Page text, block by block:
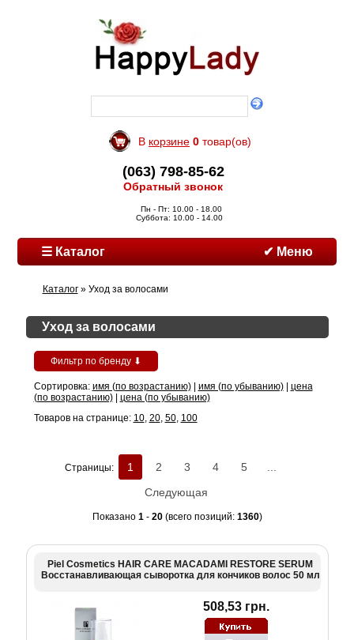
В корзине 0 товар(ов)
(063) 798-85-62
Обратный звонок
Пн - Пт: 10.00 - 18.00
Суббота: 10.00 - 14.00
☰ Каталог ✔ Меню
Каталог» Уход за волосами
Уход за волосами
Фильтр по бренду ⬇
Сортировка: имя (по возрастанию)| имя (по убыванию)| цена
(по возрастанию)| цена (по убыванию)
Товаров на странице: 10, 20, 50, 100
Страницы: 1 2 3 4 5
Следующая
Показано 1 - 20(всего позиций: 1360)
Piel Cosmetics HAIR CARE MACADAMI RESTORE SERUM
Восстанавливающая сыворотка для кончиков волос 50 мл
508,53 грн.